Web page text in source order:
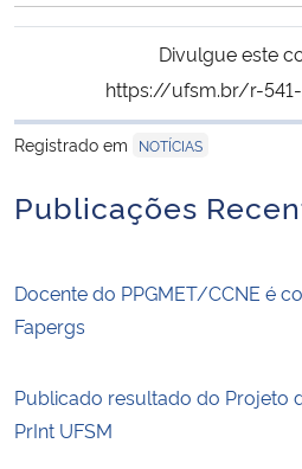
Divulgue este
https://ufsm.br/r-
Registrado em
NOTÍCIAS
Publicações
Docente do PPGMET/CCNE é
Fapergs
Publicado resultado do Projeto
PrInt UFSM